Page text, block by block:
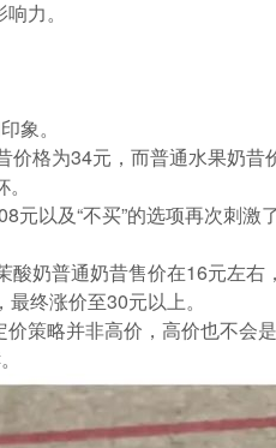
力。
象。
格为34元，而普通水果奶
以及“不买”的选项再次刺
奶普通奶昔售价在16元左
终涨价至30元以上。
策略并非高价，高价也不会